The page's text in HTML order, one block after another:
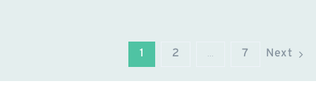
2 … 7 Next